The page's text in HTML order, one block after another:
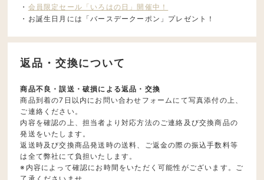
・ 会員限定セール「いろはの日」開催中！
・お誕生日月には「バースデークーポン」プレゼント！
返品・交換について
商品不良・誤送・破損による返品・交換
商品到着の7日以内にお問い合わせフォームにて写真添付の上、
ご連絡ください。
内容を確認の上、担当者より対応方法のご連絡及び交換商品の
発送をいたします。
返送時及び交換商品発送時の送料、ご返金の際の振込手数料等
は全て弊社にて負担いたします。
※内容によって確認にお時間をいただく可能性がございます。ご